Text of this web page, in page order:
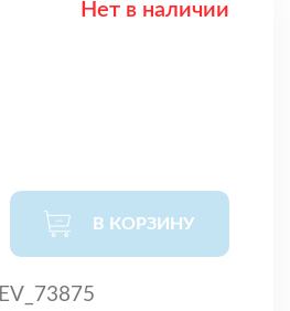
Нет в наличии
В КОРЗИНУ
EV_73875